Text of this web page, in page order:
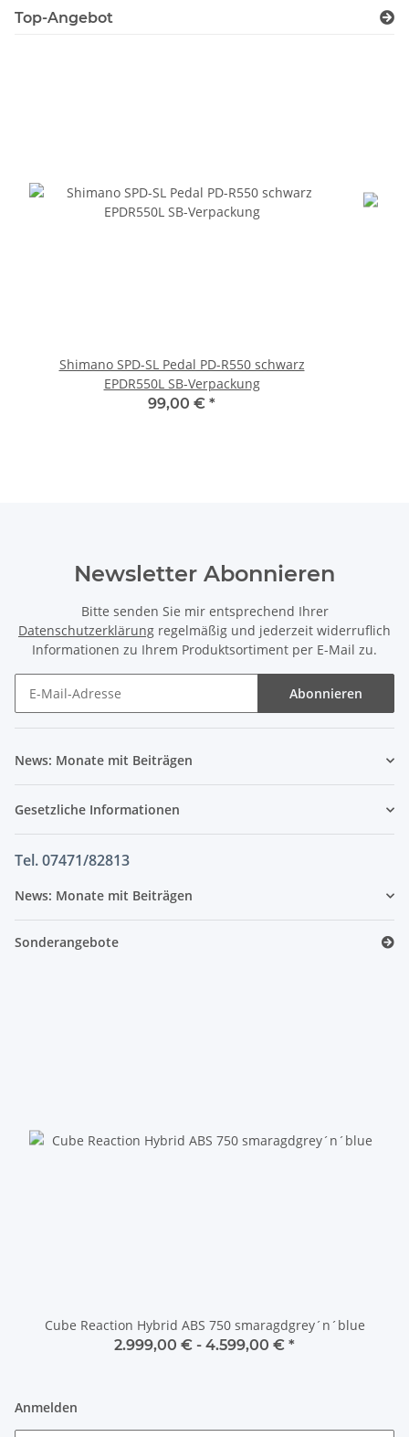
Top-Angebot
Shimano SPD-SL Pedal PD-R550 schwarz
EPDR550L SB-Verpackung
99,00 € *
Newsletter Abonnieren
Bitte senden Sie mir entsprechend Ihrer
Datenschutzerklärung regelmäßig und jederzeit widerruflich
Informationen zu Ihrem Produktsortiment per E-Mail zu.
Abonnieren
News: Monate mit Beiträgen
Gesetzliche Informationen
Tel. 07471/82813
News: Monate mit Beiträgen
Sonderangebote
Cube Reaction Hybrid ABS 750 smaragdgrey´n´blue
2.999,00 € - 4.599,00 € *
Anmelden